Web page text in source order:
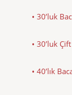
• 30’luk
• 30’luk
• 40’lık